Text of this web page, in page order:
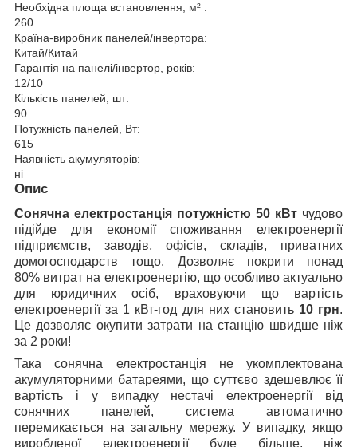
Необхідна площа встановлення, м² :
260
Країна-виробник панелей/інвертора:
Китай/Китай
Гарантія на панелі/інвертор, років:
12/10
Кількість панелей, шт:
90
Потужність панелей, Вт:
615
Наявність акумуляторів:
ні
Опис
Сонячна електростанція потужністю 50 кВт чудово
підійде для економії споживання електроенергії
підприємств, заводів, офісів, складів, приватних
домогосподарств тощо. Дозволяє покрити понад
80% витрат на електроенергію, що особливо актуально
для юридичних осіб, враховуючи що вартість
електроенергії за 1 кВт-год для них становить 10 грн.
Це дозволяє окупити затрати на станцію швидше ніж
за 2 роки!
Така сонячна електростанція не укомплектована
акумуляторними батареями, що суттєво здешевлює її
вартість і у випадку нестачі електроенергії від
сонячних панелей, система автоматично
перемикається на загальну мережу. У випадку, якщо
виробленої електроенергії буде більше, ніж